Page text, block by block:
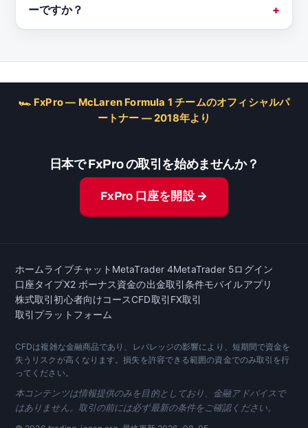
ーですか？
🏎 FxPro — McLaren Formula 1 チームのオフィシャルパ
ートナー — 2018年より
日本で FxPro の取引を始めませんか？
FxPro 口座を開設 →
ホームライブチャット MetaTrader 4MetaTrader 5ログイン
口座タイプX2 ボーナス資金の出金取引条件モバイルアプリ
株式取引初心者向けコースCFD取引 FX取引
取引プラットフォーム
CFDは複雑な金融商品であり、レバレッジの影響により、短期間で資金を
失うリスクが高くなります。損失を許容できる範囲の資金でのみ取引を行
ってください。
本コンテンツは情報提供のみを目的としており、金融アドバイスで
はありません。取引の前には必ず最新の条件をご確認ください。